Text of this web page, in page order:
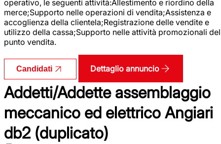
operativo, le seguenti attività:Allestimento e riordino della
merce;Supporto nelle operazioni di vendita;Assistenza e
accoglienza della clientela;Registrazione delle vendite e
utilizzo della cassa;Supporto nelle attività promozionali del
punto vendita.
Candidati Dettaglio annuncio
Addetti/Addette assemblaggio
meccanico ed elettrico Angiari
db2 (duplicato)